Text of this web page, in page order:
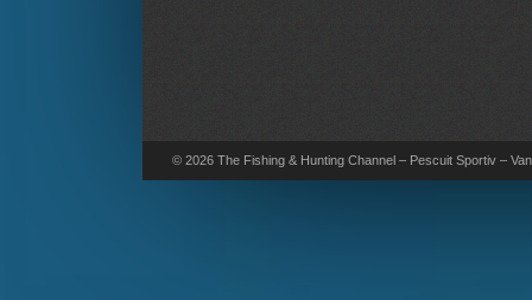
© 2026 The Fishing & Hunting Channel – Pescuit Sportiv –